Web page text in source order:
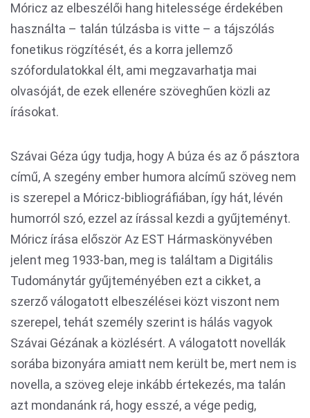
Móricz az elbeszélői hang hitelessége érdekében
használta – talán túlzásba is vitte – a tájszólás
fonetikus rögzítését, és a korra jellemző
szófordulatokkal élt, ami megzavarhatja mai
olvasóját, de ezek ellenére szöveghűen közli az
írásokat.
Szávai Géza úgy tudja, hogy A búza és az ő pásztora
című, A szegény ember humora alcímű szöveg nem
is szerepel a Móricz-bibliográfiában, így hát, lévén
humorról szó, ezzel az írással kezdi a gyűjteményt.
Móricz írása először Az EST Hármaskönyvében
jelent meg 1933-ban, meg is találtam a Digitális
Tudománytár gyűjteményében ezt a cikket, a
szerző válogatott elbeszélései közt viszont nem
szerepel, tehát személy szerint is hálás vagyok
Szávai Gézának a közlésért. A válogatott novellák
sorába bizonyára amiatt nem került be, mert nem is
novella, a szöveg eleje inkább értekezés, ma talán
azt mondanánk rá, hogy esszé, a vége pedig,